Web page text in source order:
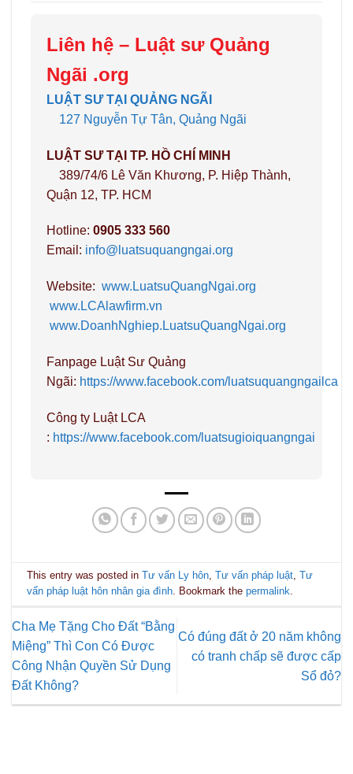
Liên hệ – Luật sư Quảng
Ngãi .org
LUẬT SƯ TẠI QUẢNG NGÃI
127 Nguyễn Tự Tân, Quảng Ngãi
LUẬT SƯ TẠI TP. HỒ CHÍ MINH
389/74/6 Lê Văn Khương, P. Hiệp Thành,
Quận 12, TP. HCM
Hotline: 0905 333 560
Email: info@luatsuquangngai.org
Website: www.LuatsuQuangNgai.org
www.LCAlawfirm.vn
www.DoanhNghiep.LuatsuQuangNgai.org
Fanpage Luật Sư Quảng
Ngãi: https://www.facebook.com/luatsuquangngailca
Công ty Luật LCA
: https://www.facebook.com/luatsugioiquangngai
This entry was posted inTư vấn Ly hôn,Tư vấn pháp luật,Tư
vấn pháp luật hôn nhân gia đình. Bookmark thepermalink.
Cha Mẹ Tặng Cho Đất “Bằng
Miệng” Thì Con Có Được
Công Nhận Quyền Sử Dụng
Đất Không?
Có đúng đất ở 20 năm không
có tranh chấp sẽ được cấp
Sổ đỏ?